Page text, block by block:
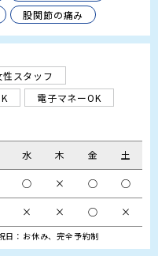
股関節の痛み
性スタッフ
電子マネーOK
水 木 金 土
○ × ○ ○
× × ○ ×
：お休み、完全予約制